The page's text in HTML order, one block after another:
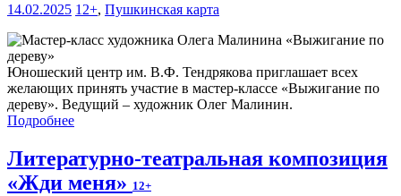
14.02.2025 12+, Пушкинская карта
Юношеский центр им. В.Ф. Тендрякова приглашает всех
желающих принять участие в мастер-классе «Выжигание по
дереву». Ведущий – художник Олег Малинин.
Подробнее
Литературно-театральная композиция
«Жди меня» 12+